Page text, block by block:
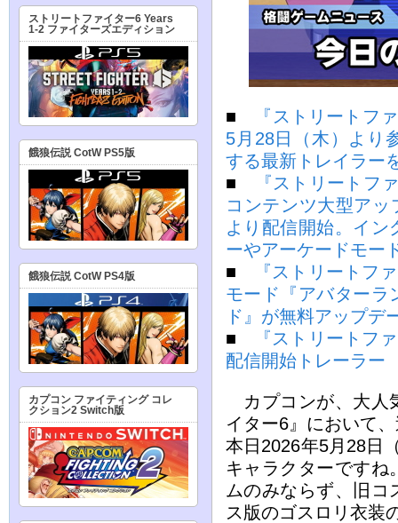
■
『ストリートフ
5月28日（木）より
する最新トレイラー
■
『ストリートフ
コンテンツ大型ア
より配信開始。イ
ーやアーケードモー
■
『ストリートフ
モード『アバターラ
ド』が無料アップデ
■
『ストリートフ
配信開始トレーラー
カプコンが、大人
イター6』において
本日2026年5月28日
キャラクターですね
ムのみならず、旧
ス版のゴスロリ衣装
ストリートファイター6 Years
1-2 ファイターズエディション
餓狼伝説 CotW PS5版
餓狼伝説 CotW PS4版
カプコン ファイティング コレ
クション2 Switch版